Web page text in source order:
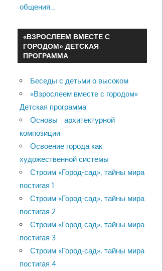
общения…
«ВЗРОСЛЕЕМ ВМЕСТЕ С
ГОРОДОМ» ДЕТСКАЯ
ПРОГРАММА
Беседы с детьми о высоком
«Взрослеем вместе с городом»
Детская программа
Основы архитектурной
композиции
Освоение города как
художественной системы
Строим «Город-сад», тайны мира
постигая 1
Строим «Город-сад», тайны мира
постигая 2
Строим «Город-сад», тайны мира
постигая 3
Строим «Город-сад», тайны мира
постигая 4